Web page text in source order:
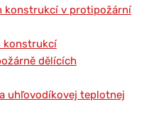
konstrukcí v protipožární
konstrukcí
dělících
uhľovodíkovej teplotnej